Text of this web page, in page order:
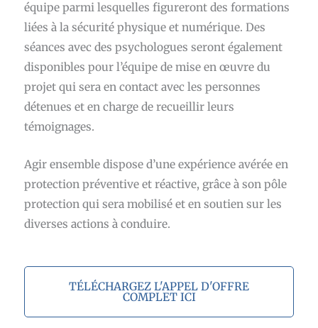
équipe parmi lesquelles figureront des formations
liées à la sécurité physique et numérique. Des
séances avec des psychologues seront également
disponibles pour l’équipe de mise en œuvre du
projet qui sera en contact avec les personnes
détenues et en charge de recueillir leurs
témoignages.
Agir ensemble dispose d’une expérience avérée en
protection préventive et réactive, grâce à son pôle
protection qui sera mobilisé et en soutien sur les
diverses actions à conduire.
TÉLÉCHARGEZ L'APPEL D'OFFRE
COMPLET ICI